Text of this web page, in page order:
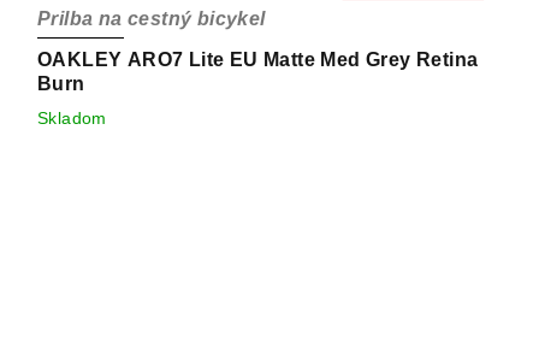
OAKLEY ARO7 Lite EU Matte Med Grey Retina
Burn
Prilba na cestný bicykel
Skladom